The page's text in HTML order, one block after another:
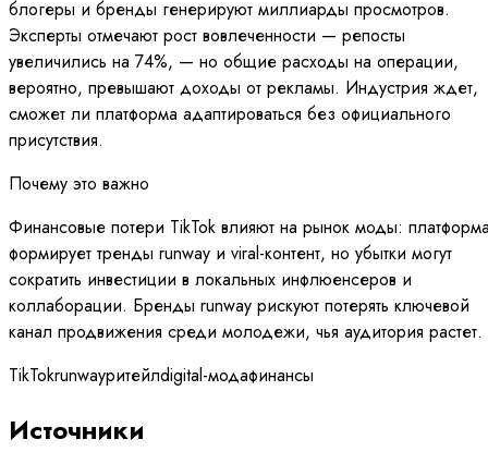
блогеры и бренды генерируют миллиарды просмотров.
Эксперты отмечают рост вовлеченности — репосты
увеличились на 74%, — но общие расходы на операции,
вероятно, превышают доходы от рекламы. Индустрия ждет,
сможет ли платформа адаптироваться без официального
присутствия.
Почему это важно
Финансовые потери TikTok влияют на рынок моды:
формирует тренды runway и viral-контент, но убытки могут
сократить инвестиции в локальных инфлюенсеров и
коллаборации. Бренды runway рискуют потерять ключевой
канал продвижения среди молодежи, чья аудитория растет.
TikTokrunwayритейлdigital-модафинансы
Источники